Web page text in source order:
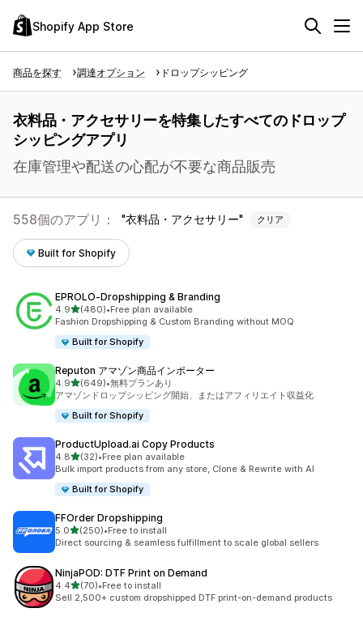
Shopify App Store
商品を探す 調達オプション ドロップシッピング
衣料品・アクセサリーを特集したすべてのドロップ
シッピングアプリ
在庫管理や配送の心配が不要な商品販売
558個のアプリ： 衣料品・アクセサリー クリア
Built for Shopify
EPROLO‑Dropshipping & Branding
4.95つ星中
(480)
合計レビュー数：480件
•Free plan available
Fashion Dropshipping & Custom Branding without MOQ
Built for Shopify
Reputon アマゾン商品インポーター
4.95つ星中
(649)
合計レビュー数：649件
•無料プランあり
アマゾンドロップシッピング開始、またはアフィリエイト収益化
Built for Shopify
ProductUpload.ai Copy Products
4.85つ星中
(32)
合計レビュー数：32件
•Free plan available
Bulk import products from any store, Clone & Rewrite with AI
Built for Shopify
FFOrder Dropshipping
5.05つ星中
(250)
合計レビュー数：250件
•Free to install
Direct sourcing & seamless fulfillment to scale global sellers
NinjaPOD: DTF Print on Demand
4.45つ星中
(70)
合計レビュー数：70件
•Free to install
Sell 2,500+ custom dropshipped DTF print-on-demand products